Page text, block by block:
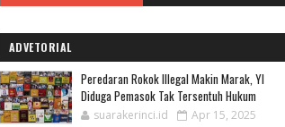
ADVETORIAL
Peredaran Rokok Illegal Makin Marak, YI
Diduga Pemasok Tak Tersentuh Hukum
suarakerinci.id Apr 15, 2025